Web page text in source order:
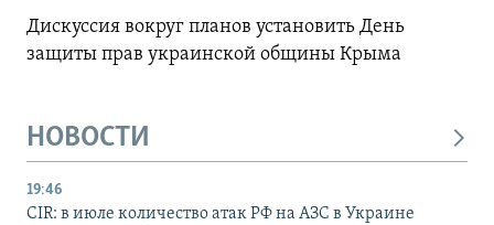
Дискуссия вокруг планов установить День
защиты прав украинской общины Крыма
НОВОСТИ
19:46
CIR: в июле количество атак РФ на АЗС в Украине